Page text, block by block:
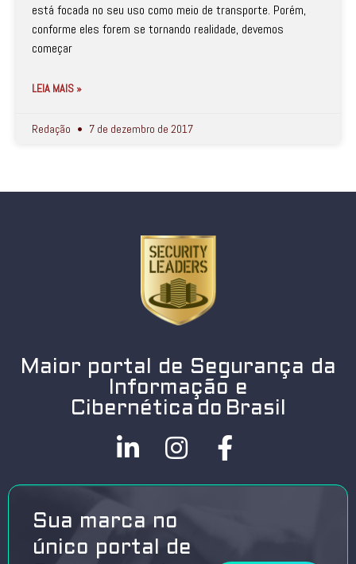
está focada no seu uso como meio de transporte. Porém,
conforme eles forem se tornando realidade, devemos
começar
LEIA MAIS »
Redação 7 de dezembro de 2017
Maior portal de Segurança da
Informação e
Cibernética do Brasil
Sua marca no
único portal de